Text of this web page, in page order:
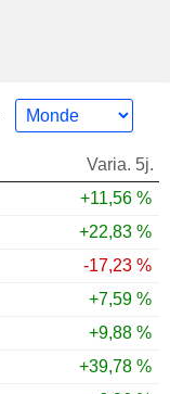
Varia. 5j.
+11,56 %
+22,83 %
-17,23 %
+7,59 %
+9,88 %
+39,78 %